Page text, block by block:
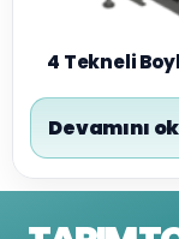
4 Tekneli
Devamını